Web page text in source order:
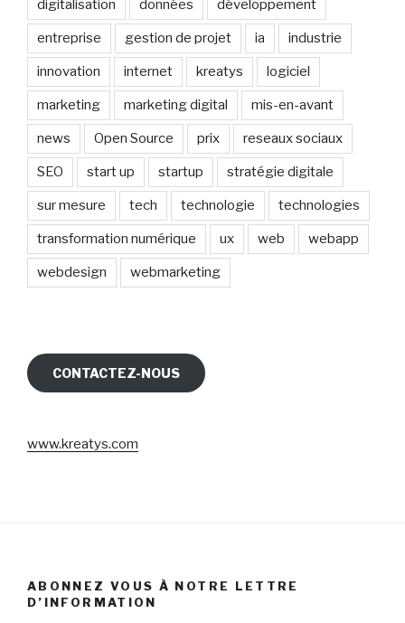
digitalisation données développement
entreprise gestion de projet ia industrie
innovation internet kreatys logiciel
marketing marketing digital mis-en-avant
news Open Source prix reseaux sociaux
SEO start up startup stratégie digitale
sur mesure tech technologie technologies
transformation numérique ux web webapp
webdesign webmarketing
CONTACTEZ-NOUS
www.kreatys.com
ABONNEZ VOUS À NOTRE LETTRE
D’INFORMATION